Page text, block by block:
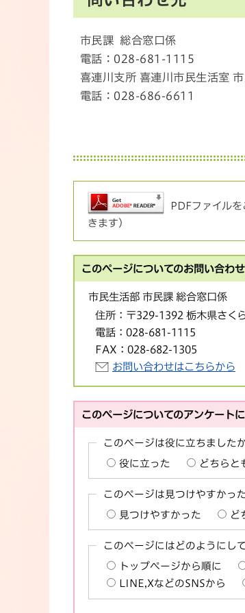
市民課 総合窓口係
電話：028-681-1115
喜連川支所 喜連川市民生活室
電話：028-686-6611
PDFファイル
きます）
このページについてのお問い合わ
市民生活部 市民課 総合窓口係
住所： 〒329-1392 栃木県さく
電話： 028-681-1115
FAX： 028-682-1305
お問い合わせはこちらから
このページについてのアンケート
このページは役に立ちました
役に立った どちらと
このページは見つけやすかっ
見つけやすかった ど
このページにはどのようにし
トップページから順に
LINE,XなどのSNSから